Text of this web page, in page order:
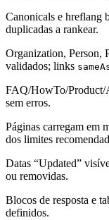
Canonicals e hreflang
duplicadas a rankear.
Organization, Person,
validados; links
FAQ/HowTo/Product/
sem erros.
Páginas carregam em
dos limites
Datas “Updated”
ou removidas.
Blocos de resposta e
definidos.